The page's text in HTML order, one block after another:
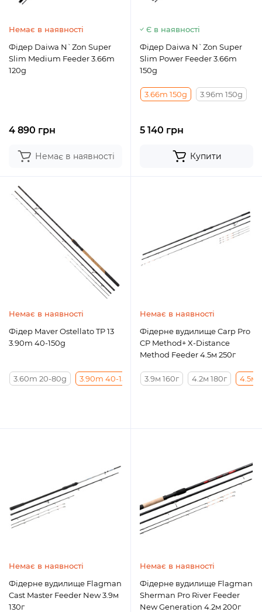
Немає в наявності
Фідер Daiwa N`Zon Super
Slim Medium Feeder 3.66m
120g
4 890 грн
Немає в наявності
Є в наявності
Фідер Daiwa N`Zon Super
Slim Power Feeder 3.66m
150g
3.66m 150g 3.96m 150g
5 140 грн
Купити
Немає в наявності
Фідер Maver Ostellato TP 13
3.90m 40-150g
3.60m 20-80g 3.90m 40-150g 4.20m 50-160g 3.90m
Немає в наявності
Фідерне вудилище Carp Pro
CP Method+ X-Distance
Method Feeder 4.5м 250г
3.9м 160г 4.2м 180г 4.5м
Немає в наявності
Фідерне вудилище Flagman
Cast Master Feeder New 3.9м
130г
Немає в наявності
Фідерне вудилище Flagman
Sherman Pro River Feeder
New Generation 4.2м 200г